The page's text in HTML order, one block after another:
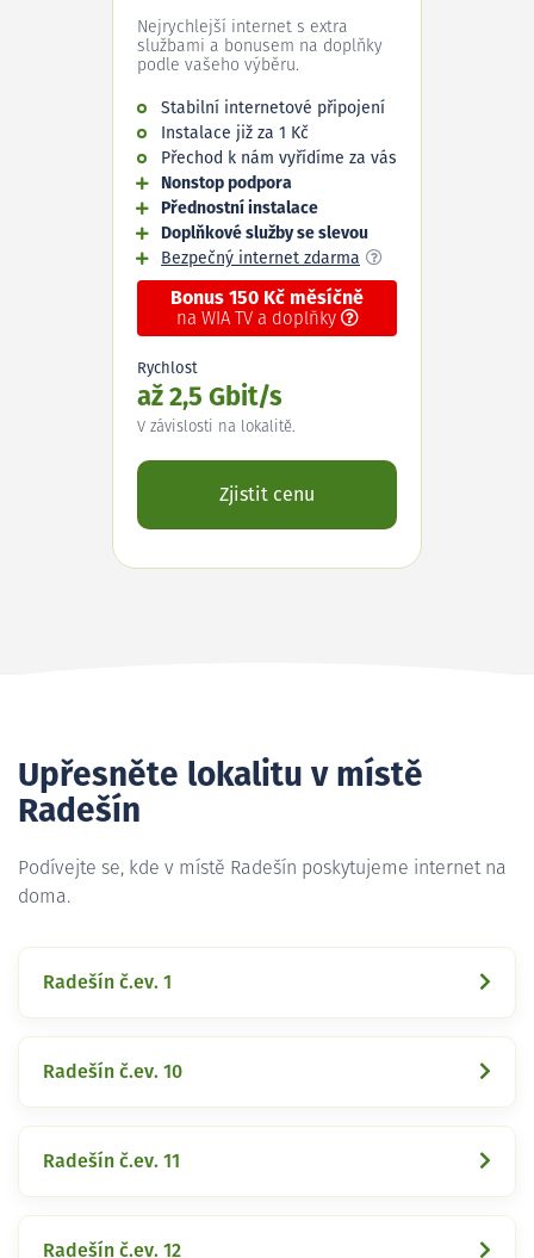
Nejrychlejší internet s extra
službami a bonusem na doplňky
podle vašeho výběru.
Stabilní internetové připojení
Instalace již za 1 Kč
Přechod k nám vyřídíme za vás
Nonstop podpora
Přednostní instalace
Doplňkové služby se slevou
Bezpečný internet zdarma
Bonus 150 Kč měsíčně
na WIA TV a doplňky
Rychlost
až 2,5 Gbit/s
V závislosti na lokalitě.
Zjistit cenu
Upřesněte lokalitu v místě
Radešín
Podívejte se, kde v místě Radešín poskytujeme internet na
doma.
Radešín č.ev. 1
Radešín č.ev. 10
Radešín č.ev. 11
Radešín č.ev. 12